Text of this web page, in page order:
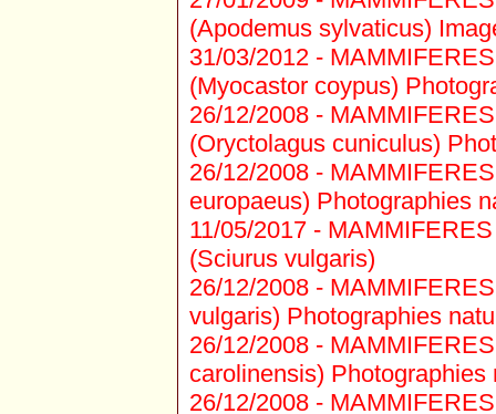
(Apodemus sylvaticus)
31/03/2012 -
(Myocastor coypus)
26/12/2008 -
(Oryctolagus cuniculus)
26/12/2008 -
europaeus) Photographies
11/05/2017 -
(Sciurus vulgaris)
26/12/2008 -
vulgaris) Photographies
26/12/2008 -
carolinensis)
26/12/2008 -